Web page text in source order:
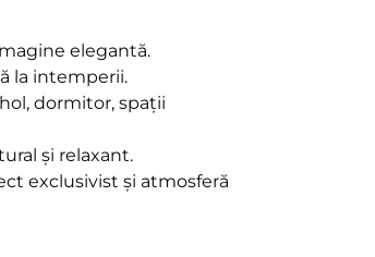
elegantă.
la intemperii.
dormitor, spații
și relaxant.
exclusivist și atmosferă